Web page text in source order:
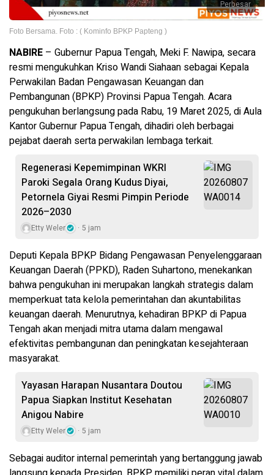
Perbesar
Foto Bersama. Foto : ( Kominfo BPKP Papteng )
NABIRE – Gubernur Papua Tengah, Meki F. Nawipa, secara
resmi mengukuhkan Kriso Wandi Siahaan sebagai Kepala
Perwakilan Badan Pengawasan Keuangan dan
Pembangunan (BPKP) Provinsi Papua Tengah. Acara
pengukuhan berlangsung pada Rabu, 19 Maret 2025, di Aula
Kantor Gubernur Papua Tengah, dihadiri oleh berbagai
pejabat daerah serta perwakilan lembaga terkait.
Regenerasi Kepemimpinan WKRI
Paroki Segala Orang Kudus Diyai,
Petornela Giyai Resmi Pimpin Periode
2026–2030
Etty Weler 5 jam
Deputi Kepala BPKP Bidang Pengawasan Penyelenggaraan
Keuangan Daerah (PPKD), Raden Suhartono, menekankan
bahwa pengukuhan ini merupakan langkah strategis dalam
memperkuat tata kelola pemerintahan dan akuntabilitas
keuangan daerah. Menurutnya, kehadiran BPKP di Papua
Tengah akan menjadi mitra utama dalam mengawal
efektivitas pembangunan dan peningkatan kesejahteraan
masyarakat.
Yayasan Harapan Nusantara Doutou
Papua Siapkan Institut Kesehatan
Anigou Nabire
Etty Weler 5 jam
Sebagai auditor internal pemerintah yang bertanggung jawab